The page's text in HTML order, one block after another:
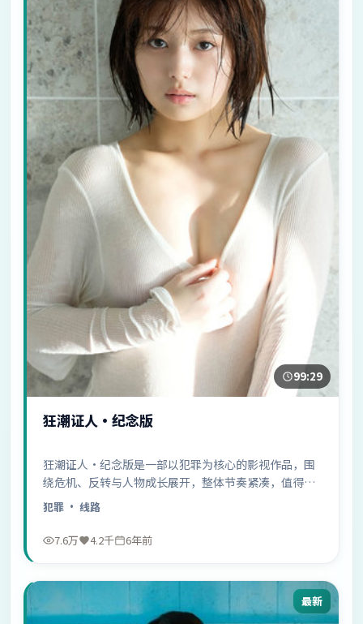
99:29
狂潮证人·纪念版
狂潮证人·纪念版是一部以犯罪为核心的影视作品，围
绕危机、反转与人物成长展开，整体节奏紧凑，值得推
荐观看。
犯罪 · 线路
7.6万 4.2千 6年前
最新